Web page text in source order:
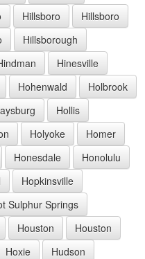
Hillsboro
Hillsboro
Hillsborough
Hinesville
Hohenwald
Holbrook
Hollis
Holyoke
Homer
Honesdale
Honolulu
Hopkinsville
Sulphur Springs
Houston
Houston
Hoxie
Hudson